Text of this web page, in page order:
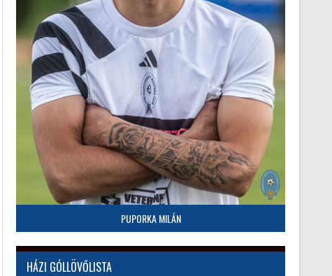
PUPORKA MILÁN
HÁZI GÓLLÖVŐLISTA